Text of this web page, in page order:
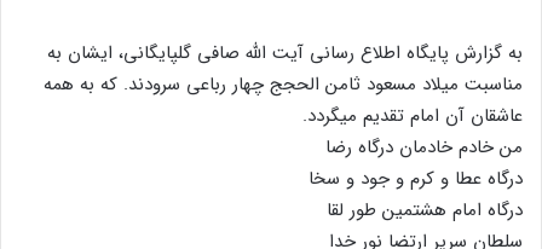
به گزارش پایگاه اطلاع رسانی آیت الله صافی گلپایگانی، ایشان به
مناسبت میلاد مسعود ثامن الحجج چهار رباعی سرودند. که به همه
عاشقان آن امام تقدیم میگردد.
من خادم خادمان درگاه رضا
درگاه عطا و کرم و جود و سخا
درگاه امام هشتمین طور لقا
سلطان سریر ارتضا نور خدا